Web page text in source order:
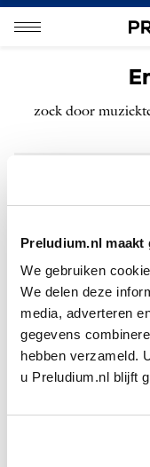
Preludium.nl maakt
We gebruiken
We delen deze
media, adverteren
gegevens
hebben verzameld.
u Preludium.nl blijft
zoek door
N Nagy, Emma
Nagy, Michael
Nagy, Michael
Naito, Junko